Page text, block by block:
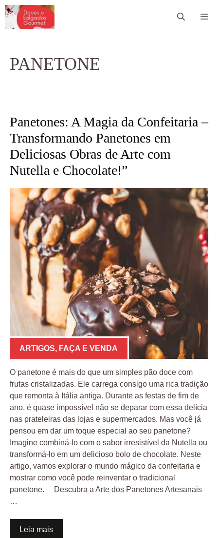
Pular
para
PANETONE
Panetones: A Magia da Confeitaria –
Transformando Panetones em
Deliciosas Obras de Arte com
Nutella e Chocolate!”
ARTIGOS, FAÇA E VENDA
O panetone é mais do que um simples pão doce com
frutas cristalizadas. Ele carrega consigo uma rica tradição
que remonta à Itália antiga. Durante as festas de fim de
ano, é quase impossível não se deparar com essa delícia
nas prateleiras das lojas e supermercados. Mas você já
pensou em dar um toque especial ao seu panetone?
Imagine combiná-lo com o sabor irresistível da Nutella ou
transformá-lo em um delicioso bolo de chocolate. Neste
artigo, vamos explorar o mundo mágico da confeitaria e
mostrar como você pode reinventar o tradicional
panetone. Descubra a Arte dos Panetones Artesanais
…
Leia mais